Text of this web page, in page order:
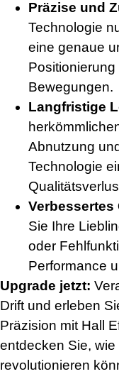
Präzise und
Technologie
eine genaue
Bewegungen.
Langfristige
Abnutzung
Technologie
Verbessertes
Sie Ihre
oder
Performance
Upgrade jetzt:
Drift und erleben
Präzision mit Hall
entdecken Sie,
revolutionieren